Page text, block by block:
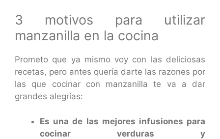
3 motivos para utilizar
manzanilla en la cocina
Prometo que ya mismo voy con las deliciosas
recetas, pero antes quería darte las razones por
las que cocinar con manzanilla te va a dar
grandes alegrías:
Es una de las mejores infusiones para
cocinar verduras y